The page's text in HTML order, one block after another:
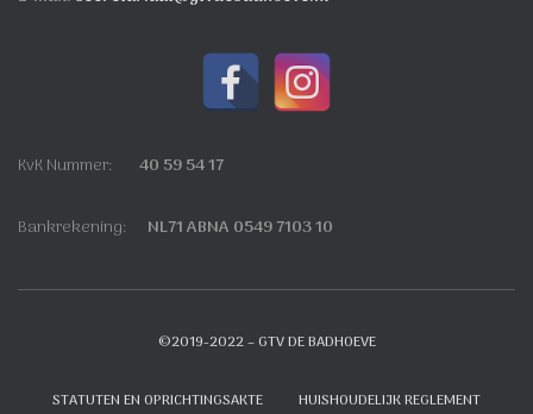
KvK Nummer: 40 59 54 17
Bankrekening: NL71 ABNA 0549 7103 10
©2019-2022 – GTV DE BADHOEVE
STATUTEN EN OPRICHTINGSAKTE HUISHOUDELIJK REGLEMENT